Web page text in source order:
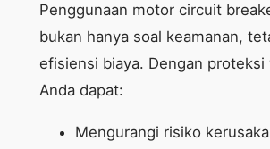
Penggunaan motor circuit
bukan hanya soal keamanan,
efisiensi biaya. Dengan proteksi
Anda dapat:
Mengurangi risiko